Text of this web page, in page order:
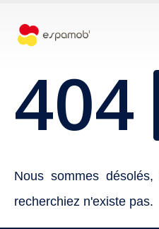
404
Nous sommes
recherchiez n'existe pas.